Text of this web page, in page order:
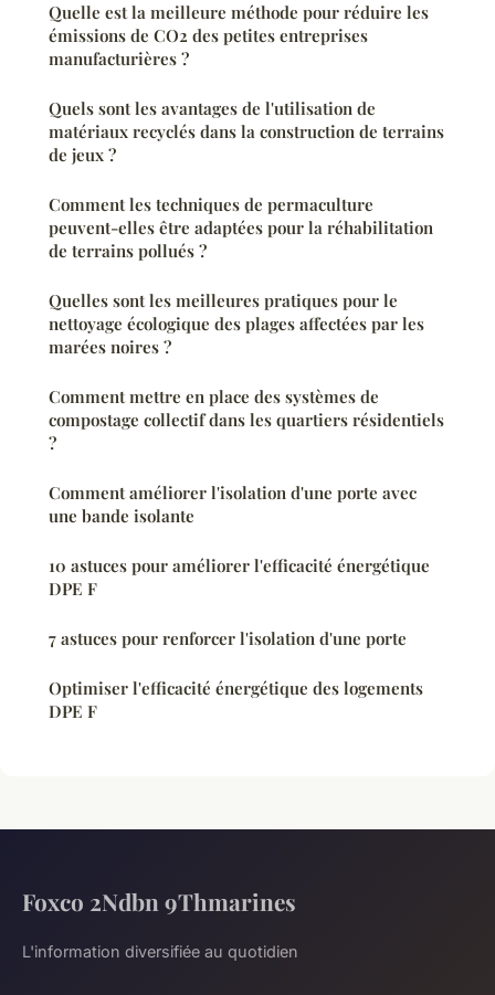
Quelle est la meilleure méthode pour réduire les
émissions de CO2 des petites entreprises
manufacturières ?
Quels sont les avantages de l'utilisation de
matériaux recyclés dans la construction de terrains
de jeux ?
Comment les techniques de permaculture
peuvent-elles être adaptées pour la réhabilitation
de terrains pollués ?
Quelles sont les meilleures pratiques pour le
nettoyage écologique des plages affectées par les
marées noires ?
Comment mettre en place des systèmes de
compostage collectif dans les quartiers résidentiels
?
Comment améliorer l'isolation d'une porte avec
une bande isolante
10 astuces pour améliorer l'efficacité énergétique
DPE F
7 astuces pour renforcer l'isolation d'une porte
Optimiser l'efficacité énergétique des logements
DPE F
Foxco 2Ndbn 9Thmarines
L'information diversifiée au quotidien